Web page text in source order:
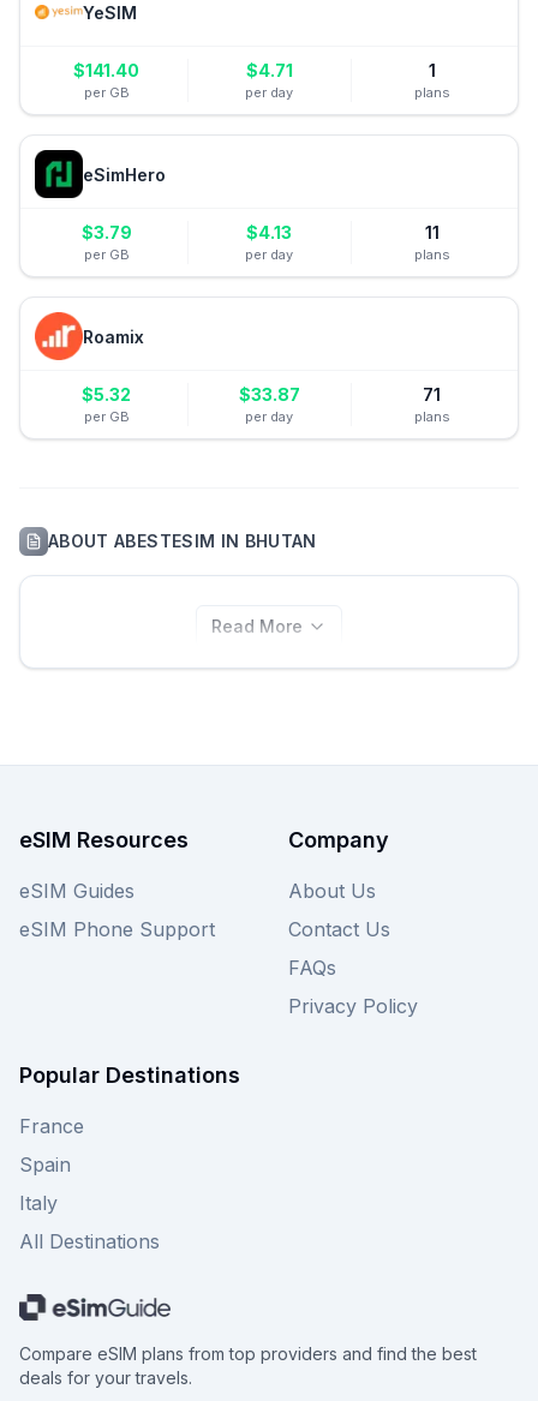
YeSIM
$141.40
per GB
$4.71
per day
1
plans
eSimHero
$3.79
per GB
$4.13
per day
11
plans
Roamix
$5.32
per GB
$33.87
per day
71
plans
ABOUTABESTESIM IN BHUTAN
Read More
eSIM Resources
eSIM Guides
eSIM Phone Support
Company
About Us
Contact Us
FAQs
Privacy Policy
Popular Destinations
France
Spain
Italy
All Destinations
Compare eSIM plans from top providers and find the best
deals for your travels.